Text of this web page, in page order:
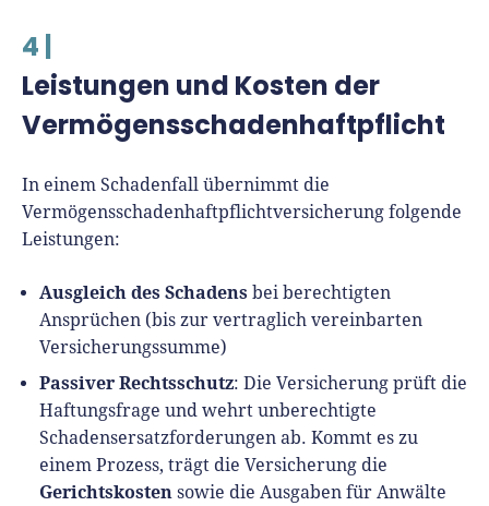
4 |
Leistungen und Kosten der
Vermögensschadenhaftpflicht
In einem Schadenfall übernimmt die
Vermögensschadenhaftpflichtversicherung folgende
Leistungen:
Ausgleich des Schadens bei berechtigten
Ansprüchen (bis zur vertraglich vereinbarten
Versicherungssumme)
PassiverRechtsschutz: Die Versicherung prüft die
Haftungsfrage und wehrt unberechtigte
Schadensersatzforderungen ab. Kommt es zu
einem Prozess, trägt die Versicherung die
Gerichtskosten sowie die Ausgaben für Anwälte